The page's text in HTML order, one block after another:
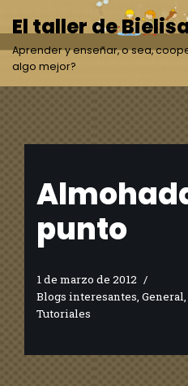
Saltar
al
contenido
El taller de
Aprender y enseñar, o sea,
algo mejor?
punto
1 de marzo de 2012
Blogs interesantes General
Tutoriales